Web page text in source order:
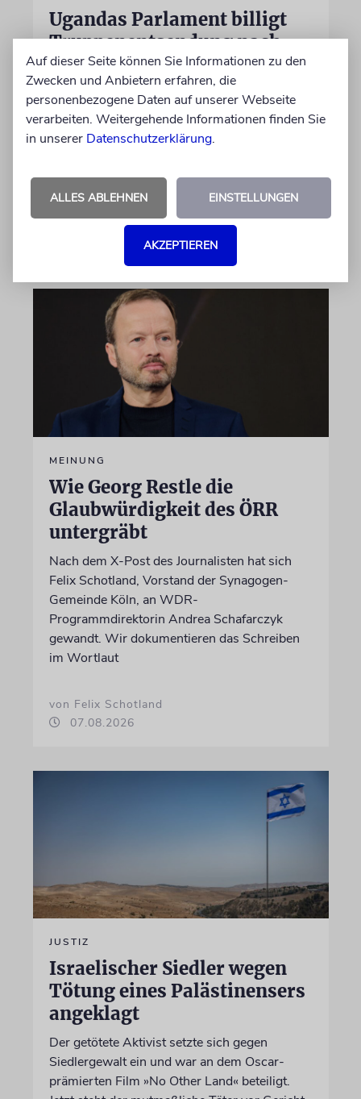
Ugandas Parlament billigt
Truppenentsendung nach
Gaza
Auf US-Anfrage soll sich ein Kontingent der
ugandischen Armee der geplanten
internationalen Stabilisierungstruppe
Friedensmissionen
MEINUNG
Wie Georg Restle die
Glaubwürdigkeit des ÖRR
untergräbt
Nach dem X-Post des Journalisten hat sich
Felix Schotland, Vorstand der Synagogen-
Gemeinde Köln, an WDR-
Programmdirektorin Andrea Schafarczyk
gewandt. Wir dokumentieren das Schreiben
im Wortlaut
von Felix Schotland
07.08.2026
JUSTIZ
Israelischer Siedler wegen
Tötung eines Palästinensers
angeklagt
Der getötete Aktivist setzte sich gegen
Siedlergewalt ein und war an dem Oscar-
prämierten Film »No Other Land« beteiligt.
Auf dieser Seite können Sie Informationen zu den
Zwecken und Anbietern erfahren, die
personenbezogene Daten auf unserer Webseite
verarbeiten. Weitergehende Informationen finden Sie
in unserer Datenschutzerklärung.
ALLES ABLEHNEN EINSTELLUNGEN
AKZEPTIEREN